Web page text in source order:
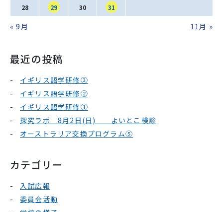
28 29 30 31
« 9月 11月 »
最近の投稿
イギリス語学研修③
イギリス語学研修②
イギリス語学研修①
探究ラボ 8月2日(日) よいとこ検診
オーストラリア交換プログラム⑤
カテゴリー
入試広報
委員会活動